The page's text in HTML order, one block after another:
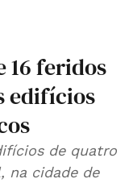
16 feridos
edifícios
de quatro
na cidade de